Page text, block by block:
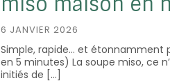
6 JANVIER 2026
Simple, rapide… et étonnamment
en 5 minutes) La soupe miso, ce
initiés de […]